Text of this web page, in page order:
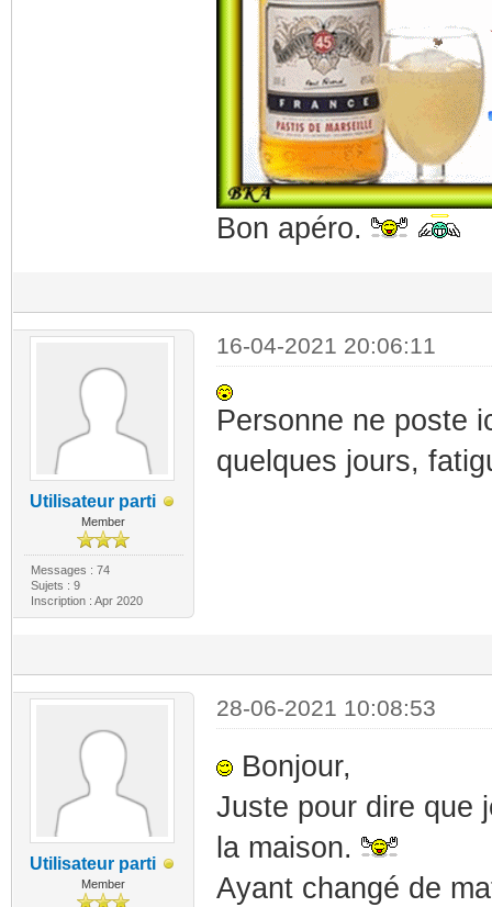
Bon apéro.
Utilisateur parti
Member
Messages : 74
Sujets : 9
Inscription : Apr 2020
16-04-2021 20:06:11
Personne ne poste
quelques jours,
Utilisateur parti
Member
28-06-2021 10:08:53
Bonjour,
Juste pour dire que
la maison.
Ayant changé de